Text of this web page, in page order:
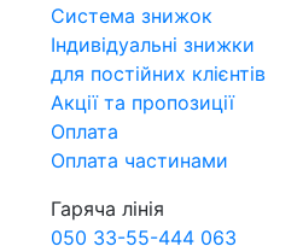
Система знижок
Індивідуальні знижки
для постійних клієнтів
Акції та пропозиції
Оплата
Оплата частинами
Гаряча лінія
050 33-55-444 063